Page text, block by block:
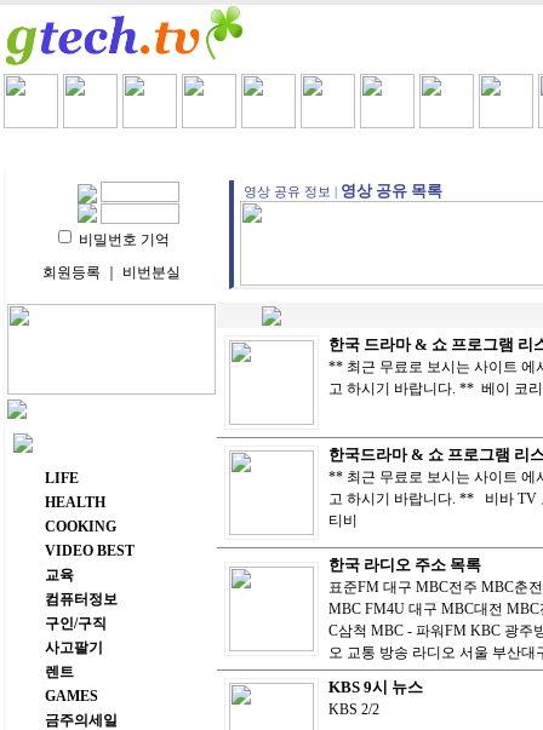
비밀번호 기억
회원등록
비번분실
주요 메뉴
LIFE
HEALTH
COOKING
VIDEO BEST
교육
컴퓨터정보
구인/구직
사고팔기
렌트
GAMES
금주의세일
영상 공유 정보 | 영상 공유 목록
한국 드라마 & 쇼 프로그램 리
** 최근 무료로 보시는 사이트 에
고 하시기 바랍니다. ** 베이 코
한국드라마 & 쇼 프로그램 리
** 최근 무료로 보시는 사이트 에
고 하시기 바랍니다. ** 비바 TV
티비
한국 라디오 주소 목록
표준FM 대구 MBC전주 MBC춘
MBC FM4U 대구 MBC대전
C삼척 MBC - 파워FM KBC 광주
오 교통 방송 라디오 서울 부산
KBS 9시 뉴스
KBS 2/2